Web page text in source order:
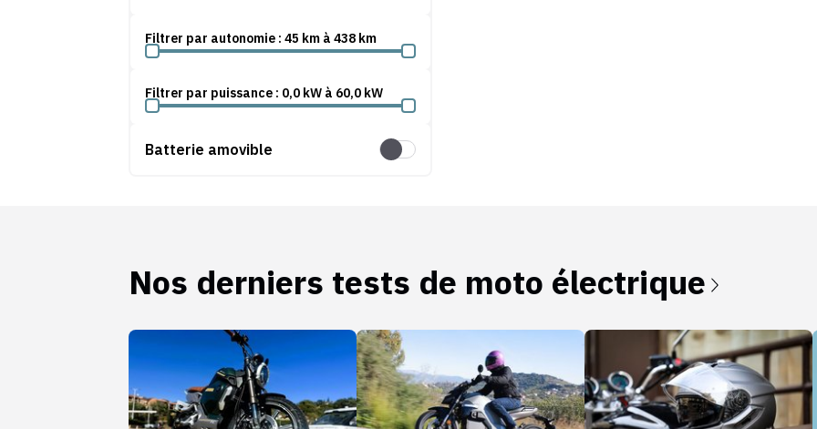
Filtrer par autonomie : 45 km à 438 km
Filtrer par puissance : 0,0 kW à 60,0 kW
Batterie amovible Batterie amovible
Nos derniers tests de moto électrique